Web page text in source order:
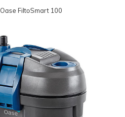
Oase FiltoSmart 100